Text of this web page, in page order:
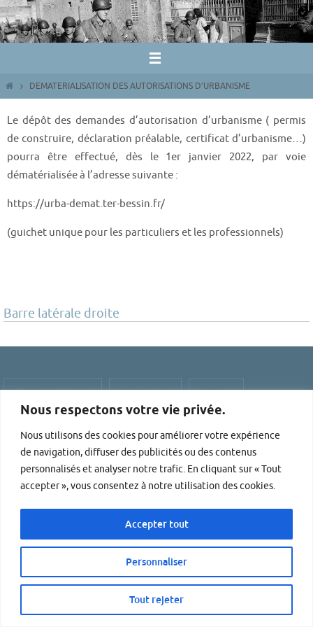
Nous respectons votre vie privée.
Nous utilisons des cookies pour améliorer votre expérience
de navigation, diffuser des publicités ou des contenus
personnalisés et analyser notre trafic. En cliquant sur « Tout
accepter », vous consentez à notre utilisation des cookies.
Personnaliser
Tout rejeter
Accepter tout
Passer
vers
le
HomeDEMATERIALISATION DES AUTORISATIONS D’URBANISME
Le dépôt des demandes d’autorisation d’urbanisme ( permis
de construire, déclaration préalable, certificat d’urbanisme…)
pourra être effectué, dès le 1er janvier 2022, par voie
dématérialisée à l’adresse suivante :
https://urba-demat.ter-bessin.fr/
(guichet unique pour les particuliers et les professionnels)
Barre latérale droite
MENTIONS LÉGALES PLAN DU SITE CONTACT
Search for:
Recherche
Colleville-sur-mer - Omaha beach - Plages du débarquements -
Normandie - Calvados
Fonctionne avec Nirvana&WordPress.